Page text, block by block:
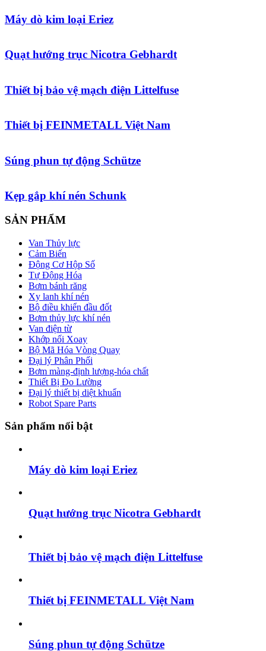
Máy dò kim loại Eriez
Quạt hướng trục Nicotra Gebhardt
Thiết bị bảo vệ mạch điện Littelfuse
Thiết bị FEINMETALL Việt Nam
Súng phun tự động Schütze
Kẹp gắp khí nén Schunk
SẢN PHẨM
Van Thủy lực
Cảm Biến
Động Cơ Hộp Số
Tự Động Hóa
Bơm bánh răng
Xy lanh khí nén
Bộ điều khiển đầu đốt
Bơm thủy lực khí nén
Van điện từ
Khớp nối Xoay
Bộ Mã Hóa Vòng Quay
Đại lý Phân Phối
Bơm màng-định lượng-hóa chất
Thiết Bị Đo Lường
Đại lý thiết bị diệt khuẩn
Robot Spare Parts
Sản phẩm nổi bật
Máy dò kim loại Eriez
Quạt hướng trục Nicotra Gebhardt
Thiết bị bảo vệ mạch điện Littelfuse
Thiết bị FEINMETALL Việt Nam
Súng phun tự động Schütze